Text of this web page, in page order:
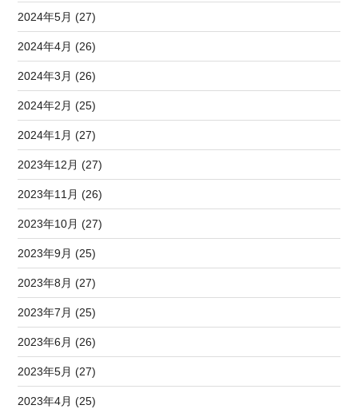
2024年5月 (27)
2024年4月 (26)
2024年3月 (26)
2024年2月 (25)
2024年1月 (27)
2023年12月 (27)
2023年11月 (26)
2023年10月 (27)
2023年9月 (25)
2023年8月 (27)
2023年7月 (25)
2023年6月 (26)
2023年5月 (27)
2023年4月 (25)